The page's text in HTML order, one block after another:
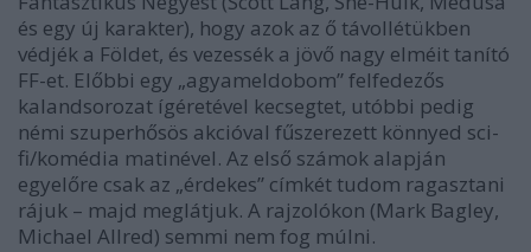
és egy új karakter), hogy azok az ő távollétükben
védjék a Földet, és vezessék a jövő nagy elméit tanító
FF-et. Előbbi egy „agyameldobom” felfedezős
kalandsorozat ígéretével kecsegtet, utóbbi pedig
némi szuperhősös akcióval fűszerezett könnyed sci-
fi/komédia matinével. Az első számok alapján
egyelőre csak az „érdekes” címkét tudom ragasztani
rájuk – majd meglátjuk. A rajzolókon (Mark Bagley,
Michael Allred) semmi nem fog múlni.